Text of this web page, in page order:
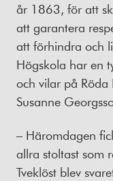
år 1863, för att
att garantera
att förhindra och
Högskola har en
och vilar på Röda
Susanne
– Häromdagen
allra stoltast som
Tveklöst blev